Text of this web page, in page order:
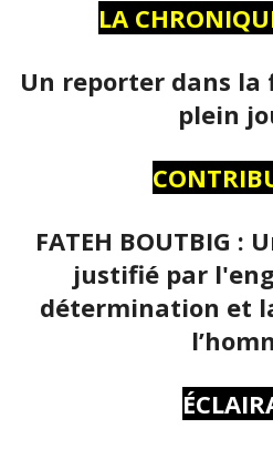
LA
Un reporter dans la
plein
FATEH BOUTBIG :
justifié par
détermination et